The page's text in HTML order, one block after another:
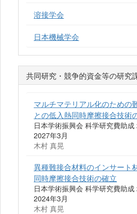
溶接学会
日本機械学会
共同研究・競争的資金等の研究
マルチマテリアル化のための
との低入熱同時摩擦接合技術
日本学術振興会 科学研究費助
2027年3月
木村 真晃
異種難接合材料のインサート
同時摩擦接合技術の確立
日本学術振興会 科学研究費助
2024年3月
木村 真晃